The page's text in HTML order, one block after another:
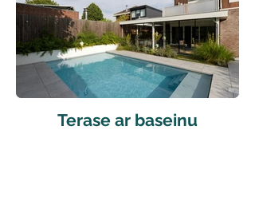
Terase ar baseinu